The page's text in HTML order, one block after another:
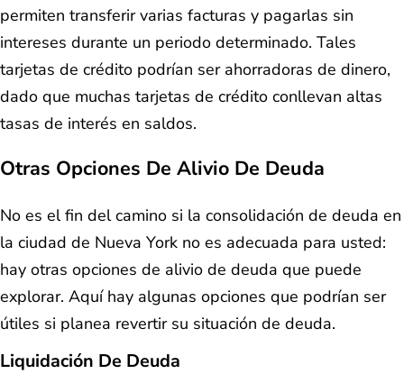
permiten transferir varias facturas y pagarlas sin
intereses durante un periodo determinado. Tales
tarjetas de crédito podrían ser ahorradoras de dinero,
dado que muchas tarjetas de crédito conllevan altas
tasas de interés en saldos.
Otras Opciones De Alivio De Deuda
No es el fin del camino si la consolidación de deuda en
la ciudad de Nueva York no es adecuada para usted:
hay otras opciones de alivio de deuda que puede
explorar. Aquí hay algunas opciones que podrían ser
útiles si planea revertir su situación de deuda.
Liquidación De Deuda